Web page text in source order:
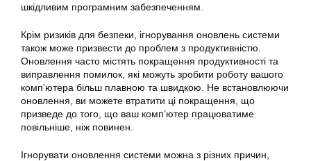
шкідливим програмним забезпеченням.
Крім ризиків для безпеки, ігнорування оновлень системи
також може призвести до проблем з продуктивністю.
Оновлення часто містять покращення продуктивності та
виправлення помилок, які можуть зробити роботу вашого
комп’ютера більш плавною та швидкою. Не встановлюючи
оновлення, ви можете втратити ці покращення, що
призведе до того, що ваш комп’ютер працюватиме
повільніше, ніж повинен.
Ігнорувати оновлення системи можна з різних причин,